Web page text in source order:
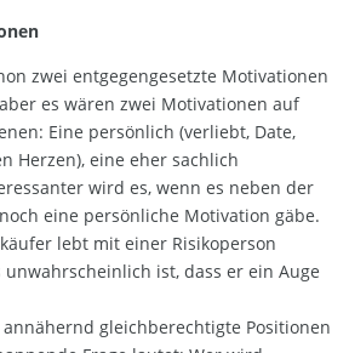
zwei entgegengesetzte Motivationen
es wären zwei Motivationen auf
Eine persönlich (verliebt, Date,
Herzen), eine eher sachlich
wird es, wenn es neben der
eine persönliche Motivation gäbe.
lebt mit einer Risikoperson
unwahrscheinlich ist, dass er ein Auge
annähernd gleichberechtigte Positionen